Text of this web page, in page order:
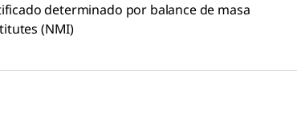
determinado por balance de masa
(NMI)